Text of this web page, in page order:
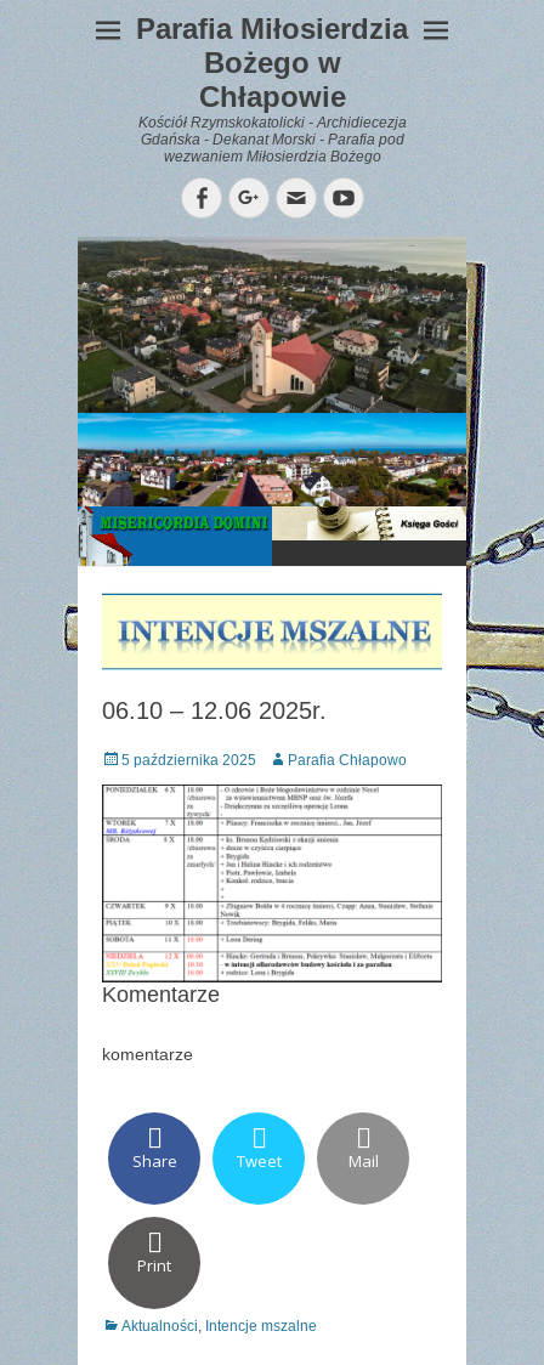
Parafia Miłosierdzia
Bożego w
Chłapowie
Kościół Rzymskokatolicki - Archidiecezja
Gdańska - Dekanat Morski - Parafia pod
wezwaniem Miłosierdzia Bożego
FacebookGoogleplus
EmailYouTube
WYPOCZYNEK
Gazetka
Parafialna
06.10 – 12.06 2025r.
Posted
on
5 października 2025 AuthorParafia Chłapowo
Komentarze
komentarze
Share Tweet Mail
Print
Categories
Aktualności, Intencje mszalne